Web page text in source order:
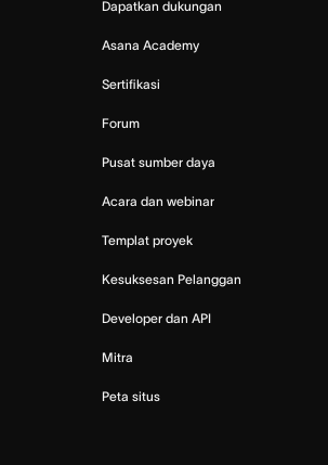
Dapatkan dukungan
Asana Academy
Sertifikasi
Forum
Pusat sumber daya
Acara dan webinar
Templat proyek
Kesuksesan Pelanggan
Developer dan API
Mitra
Peta situs